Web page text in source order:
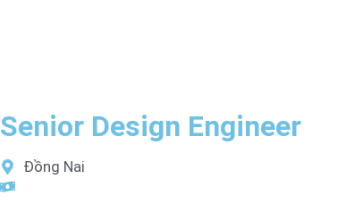
Senior Design Engineer
Đồng Nai